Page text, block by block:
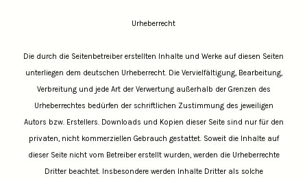
Urheberrecht
Die durch die Seitenbetreiber erstellten Inhalte und Werke auf diesen Seiten
unterliegen dem deutschen Urheberrecht. Die Vervielfältigung, Bearbeitung,
Verbreitung und jede Art der Verwertung außerhalb der Grenzen des
Urheberrechtes bedürfen der schriftlichen Zustimmung des jeweiligen
Autors bzw. Erstellers. Downloads und Kopien dieser Seite sind nur für den
privaten, nicht kommerziellen Gebrauch gestattet. Soweit die Inhalte auf
dieser Seite nicht vom Betreiber erstellt wurden, werden die Urheberrechte
Dritter beachtet. Insbesondere werden Inhalte Dritter als solche